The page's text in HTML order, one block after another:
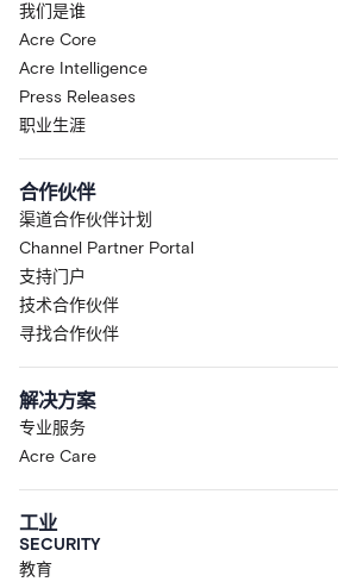
我们是谁
Acre Core
Acre Intelligence
Press Releases
职业生涯
合作伙伴
渠道合作伙伴计划
Channel Partner Portal
支持门户
技术合作伙伴
寻找合作伙伴
解决方案
专业服务
Acre Care
工业
SECURITY
教育